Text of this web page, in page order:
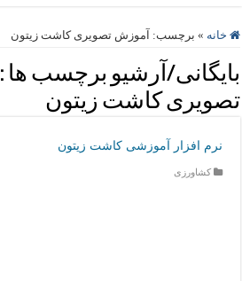
خانه » برچسب: آموزش تصویری کاشت زیتون
بایگانی/آرشیو برچسب ها :
تصویری کاشت زیتون
نرم افزار آموزشی کاشت زیتون
کشاورزی